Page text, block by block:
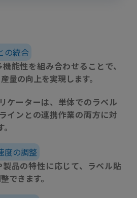
の統合
能性を組み合わせることで、
量の向上を実現します。
ケーターは、単体でのラベル
インとの連携作業の両方に対
度の調整
製品の特性に応じて、ラベル貼
できます。